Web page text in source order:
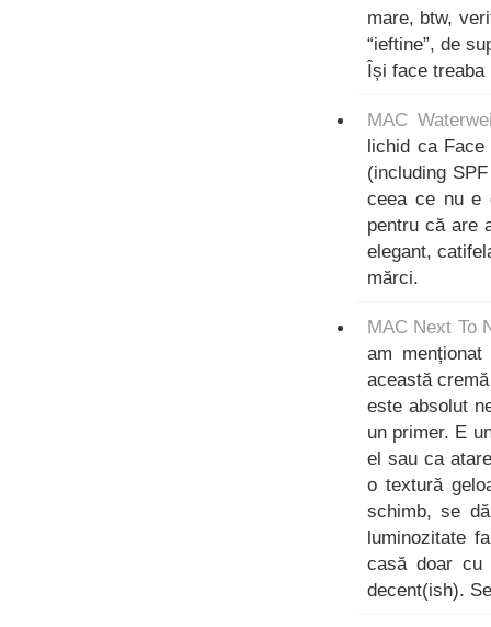
mare, btw,
“ieftine”, de
Își face treaba
MAC
lichid ca
(including
ceea ce nu e
pentru că are
elegant,
mărci.
MAC Next To
am
această
este absolut
un primer. E
el sau ca
o textură
schimb, se
luminozitate
casă doar
decent(ish).